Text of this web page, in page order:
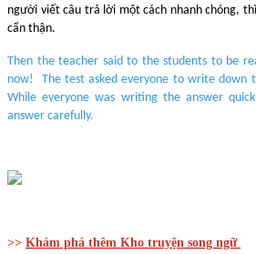
người viết câu trả lời một cách nhanh chóng,
cẩn thận.
Then the teacher said to the students to be
now! The test asked everyone to write down
While everyone was writing the answer
answer carefully.
>> Khám phá thêm Kho truyện song ngữ